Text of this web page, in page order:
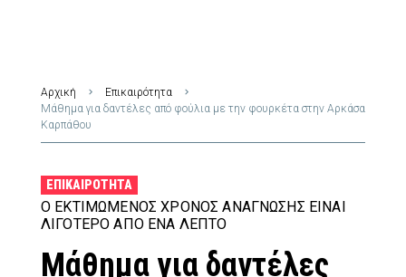
Αρχική
Επικαιρότητα
Μάθημα για δαντέλες από φούλια με την φουρκέτα στην Αρκάσα
Καρπάθου
ΕΠΙΚΑΙΡΌΤΗΤΑ
Ο ΕΚΤΙΜΏΜΕΝΟΣ ΧΡΌΝΟΣ ΑΝΆΓΝΩΣΗΣ ΕΊΝΑΙ
ΛΙΓΌΤΕΡΟ ΑΠΌ ΈΝΑ ΛΕΠΤΌ
Μάθημα για δαντέλες